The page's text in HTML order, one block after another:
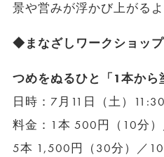
景や営みが浮かび上がるよ
◆まなざしワークショップ
つめをぬるひと「1本から
日時：7月11日（土）
料金：1本 500円（10分
5本 1,500円（30分）／